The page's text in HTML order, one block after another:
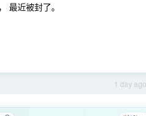
最近被封了。
1 day ago